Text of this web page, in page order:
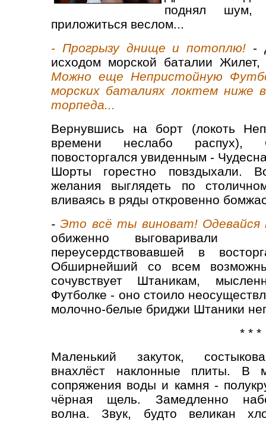
поднял шум,
приложиться веслом...
- Прогрызу днище и потоплю! -
исходом морской баталии
Можно еще Непристойную
морских баталиях локтем ниже
торпеда...
Вернувшись на борт (локоть
времени неслабо распух),
повосторгался увиденным -
Шорты горестно повздыхали.
желания выглядеть по
вливаясь в ряды откровенно
-Это всё ты виноват! Одевайся
обиженно выговаривали
переусердствовавшей в
Обширнейший со всем
сочувствует Штаникам,
Футболке - оно стоило
молочно-белые бриджи Штаники
* * *
Маленький закуток,
внахлёст наклонные плиты. В
сопряжения воды и камня -
чёрная щель. Замедленно
волна. Звук, будто великан